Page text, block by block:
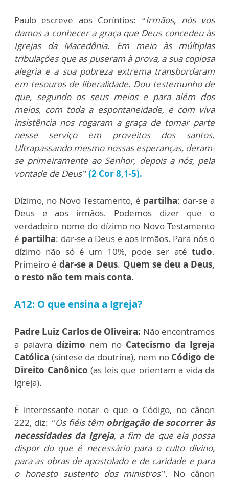
Paulo escreve aos Coríntios: “Irmãos, nós vos
damos a conhecer a graça que Deus concedeu às
Igrejas da Macedônia. Em meio às múltiplas
tribulações que as puseram à prova, a sua copiosa
alegria e a sua pobreza extrema transbordaram
em tesouros de liberalidade. Dou testemunho de
que, segundo os seus meios e para além dos
meios, com toda a espontaneidade, e com viva
insistência nos rogaram a graça de tomar parte
nesse serviço em proveitos dos santos.
Ultrapassando mesmo nossas esperanças, deram-
se primeiramente ao Senhor, depois a nós, pela
vontade de Deus”(2 Cor 8,1-5).
Dízimo, no Novo Testamento, é partilha: dar-se a
Deus e aos irmãos. Podemos dizer que o
verdadeiro nome do dízimo no Novo Testamento
é partilha: dar-se a Deus e aos irmãos. Para nós o
dízimo não só é um 10%, pode ser até tudo.
Primeiro é dar-se a Deus. Quem se deu a Deus,
o resto não tem mais conta.
A12: O que ensina a Igreja?
Padre Luiz Carlos de Oliveira: Não encontramos
a palavra dízimo nem no Catecismo da Igreja
Católica (síntese da doutrina), nem no Código de
Direito Canônico (as leis que orientam a vida da
Igreja).
É interessante notar o que o Código, no cânon
222, diz: “Os fiéis têm obrigação de socorrer às
necessidades da Igreja, a fim de que ela possa
dispor do que é necessário para o culto divino,
para as obras de apostolado e de caridade e para
o honesto sustento dos ministros”. No cânon